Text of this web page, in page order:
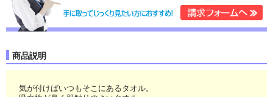
商品説明
気が付けばいつもそこにあるタオル。